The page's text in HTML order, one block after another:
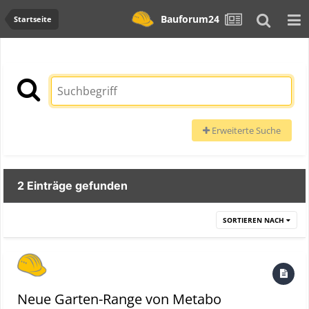
Startseite Bauforum24
Erweiterte Suche
2 Einträge gefunden
SORTIEREN NACH
Neue Garten-Range von Metabo